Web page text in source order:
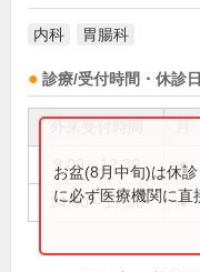
内科 胃腸科
診療/受付時間・休診日
9:00～12:30 ●
14:00～17:00 ●
お盆(8月中旬)は休
に必ず医療機関に直